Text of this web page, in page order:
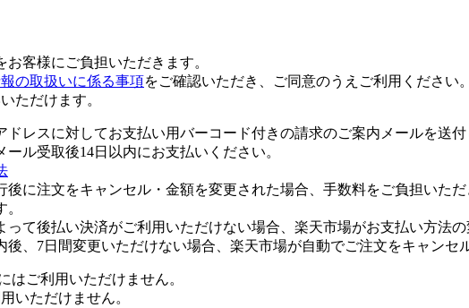
お客様にご負担いただきます。
の取扱いに係る事項をご確認いただき、ご同意のうえご利用ください。
ただけます。
ドレスに対してお支払い用バーコード付きの請求のご案内メールを送
ル受取後14日以内にお支払いください。
後に注文をキャンセル・金額を変更された場合、手数料をご負担いた
って後払い決済がご利用いただけない場合、楽天市場がお支払い方法の
、7日間変更いただけない場合、楽天市場が自動でご注文をキャンセ
はご利用いただけません。
いただけません。